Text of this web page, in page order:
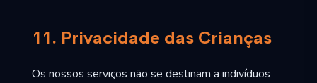
11. Privacidade das Crianças
Os nossos serviços não se destinam a indivíduos